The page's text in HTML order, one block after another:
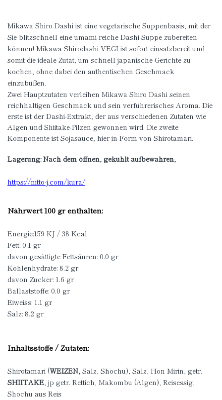
Mikawa Shiro Dashi ist eine vegetarische Suppenbasis, mit der
Sie blitzschnell eine umami-reiche Dashi-Suppe zubereiten
können! Mikawa Shirodashi VEGI ist sofort einsatzbereit und
somit die ideale Zutat, um schnell japanische Gerichte zu
kochen, ohne dabei den authentischen Geschmack
einzubüßen.
Zwei Hauptzutaten verleihen Mikawa Shiro Dashi seinen
reichhaltigen Geschmack und sein verführerisches Aroma. Die
erste ist der Dashi-Extrakt, der aus verschiedenen Zutaten wie
Algen und Shiitake-Pilzen gewonnen wird. Die zweite
Komponente ist Sojasauce, hier in Form von Shirotamari.
Lagerung: Nach dem öffnen, gekühlt aufbewahren,
https://nitto-j.com/kura/
Nährwert 100 gr enthalten:
Energie:159 KJ / 38 Kcal
Fett: 0.1 gr
davon gesättigte Fettsäuren: 0.0 gr
Kohlenhydrate: 8.2 gr
davon Zucker: 1.6 gr
Ballaststoffe: 0.0 gr
Eiweiss: 1.1 gr
Salz: 8.2 gr
Inhaltsstoffe / Zutaten:
Shirotamari (WEIZEN, Salz, Shochu), Salz, Hon Mirin, getr.
SHIITAKE, jp getr. Rettich, Makombu (Algen), Reisessig,
Shochu aus Reis